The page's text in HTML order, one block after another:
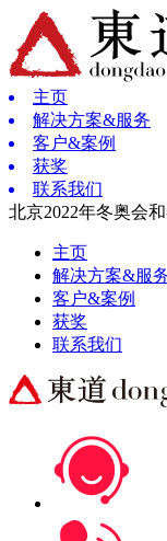
主页
解决方案&服务
客户&案例
获奖
联系我们
北京2022年冬奥会
主页
解决方案&服
客户&案例
获奖
联系我们